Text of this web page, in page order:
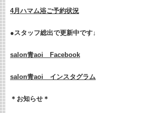
4月ハマム浴ご予約状況
●スタッフ総出で更新中です↓
salon青aoi Facebook
salon青aoi インスタグラム
＊お知らせ＊